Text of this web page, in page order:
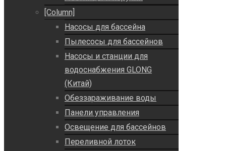
[Column]
Насосы для бассейна
Пылесосы для бассейнов
Насосы и станции для
водоснабжения GLONG
(Китай)
Обеззараживание воды
Панели управления
Освещение для бассейнов
Переливной лоток